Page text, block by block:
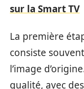
sur la Smart TV
La première
consiste
l’image
qualité, avec